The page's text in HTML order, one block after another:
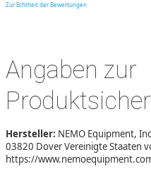
Zur Echtheit der Bewertungen
Angaben zur
Hersteller: NEMO Equipment,
03820 Dover Vereinigte Staaten
https://